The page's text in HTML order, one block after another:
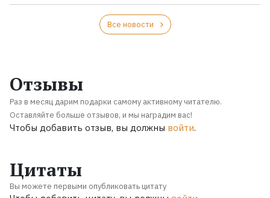
Все новости
Отзывы
Раз в месяц дарим подарки самому активному читателю.
Оставляйте больше отзывов, и мы наградим вас!
Чтобы добавить отзыв, вы должны войти.
Цитаты
Вы можете первыми опубликовать цитату